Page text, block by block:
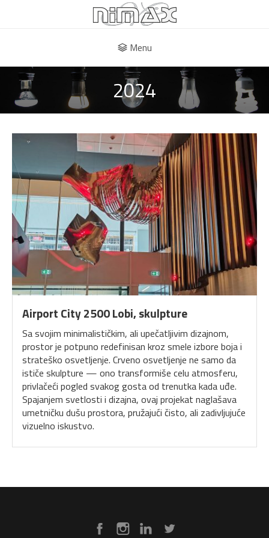
Menu
2024
Airport City 2500 Lobi, skulpture
Sa svojim minimalističkim, ali upečatljivim dizajnom,
prostor je potpuno redefinisan kroz smele izbore boja i
strateško osvetljenje. Crveno osvetljenje ne samo da
ističe skulpture — ono transformiše celu atmosferu,
privlačeći pogled svakog gosta od trenutka kada uđe.
Spajanjem svetlosti i dizajna, ovaj projekat naglašava
umetničku dušu prostora, pružajući čisto, ali zadivljujuće
vizuelno iskustvo.